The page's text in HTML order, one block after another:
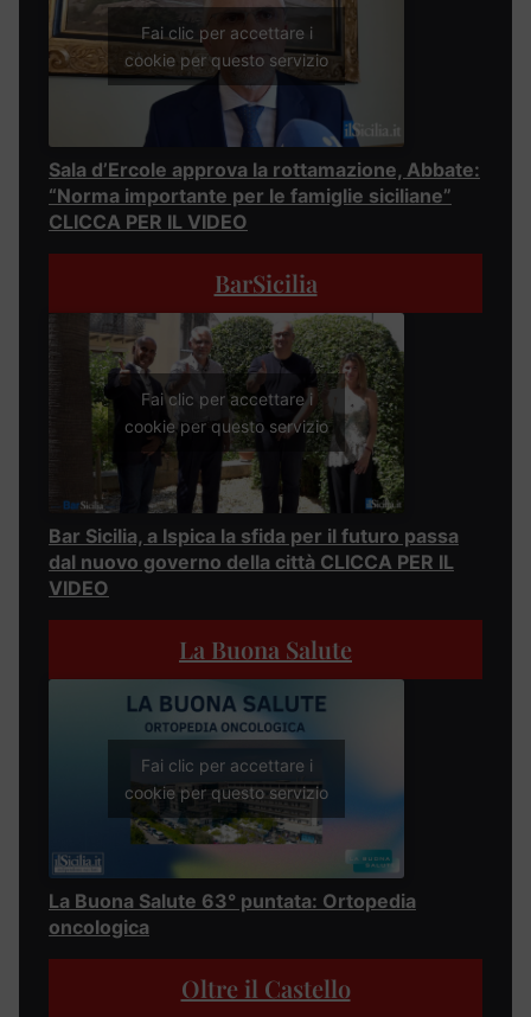
Fai clic per accettare i
cookie per questo servizio
Sala d’Ercole approva la rottamazione, Abbate:
“Norma importante per le famiglie siciliane”
CLICCA PER IL VIDEO
BarSicilia
Fai clic per accettare i
cookie per questo servizio
Bar Sicilia, a Ispica la sfida per il futuro passa
dal nuovo governo della città CLICCA PER IL
VIDEO
La Buona Salute
Fai clic per accettare i
cookie per questo servizio
La Buona Salute 63° puntata: Ortopedia
oncologica
Oltre il Castello